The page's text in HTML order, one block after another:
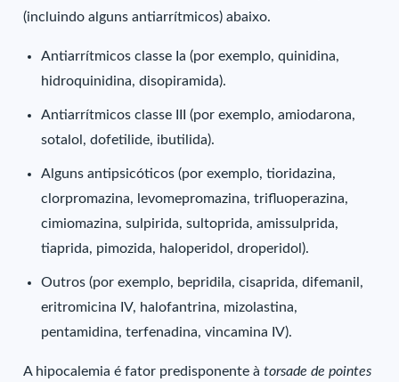
(incluindo alguns antiarrítmicos) abaixo.
Antiarrítmicos classe Ia (por exemplo, quinidina,
hidroquinidina, disopiramida).
Antiarrítmicos classe III (por exemplo, amiodarona,
sotalol, dofetilide, ibutilida).
Alguns antipsicóticos (por exemplo, tioridazina,
clorpromazina, levomepromazina, trifluoperazina,
cimiomazina, sulpirida, sultoprida, amissulprida,
tiaprida, pimozida, haloperidol, droperidol).
Outros (por exemplo, bepridila, cisaprida, difemanil,
eritromicina IV, halofantrina, mizolastina,
pentamidina, terfenadina, vincamina IV).
A hipocalemia é fator predisponente àtorsade de pointes